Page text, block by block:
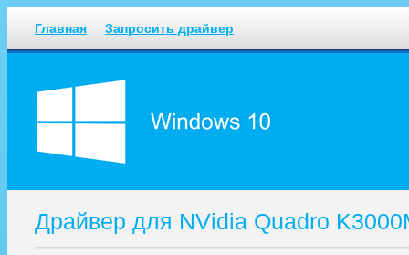
Главная Запросить драйвер
Драйвер для NVidia Quadro